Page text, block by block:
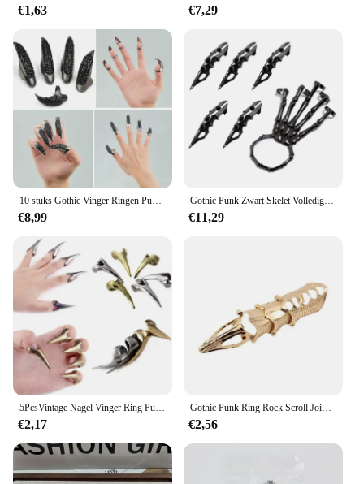
€1,63 €7,29
€8,99
Gothic Punk Zwart Skelet Volledige Vinger Ringen Verstelbare Metalen Vingerklauw
€11,29
€2,17
Gothic Punk Ring Rock Scroll Joint Armor Knuckle Metalen Volledige Vinger Klauw Ringen Halloween Unisex Verstelbare Ring Set 2023 Nieuwe
€2,56